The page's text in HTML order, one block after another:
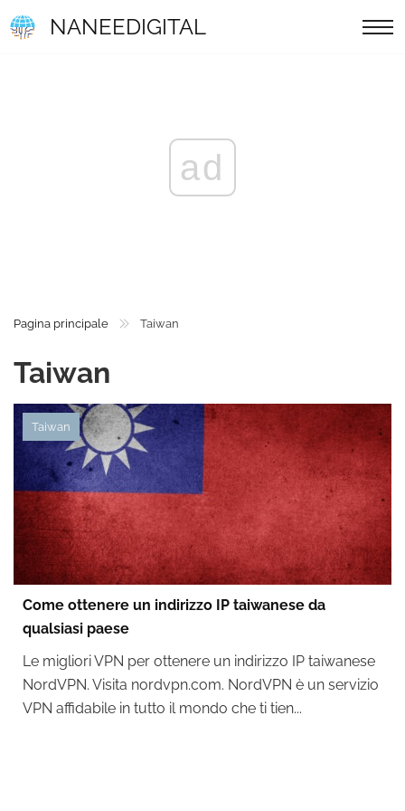
NANEEDIGITAL
ad
Pagina principale Taiwan
Taiwan
Taiwan
Come ottenere un indirizzo IP taiwanese da
qualsiasi paese
Le migliori VPN per ottenere un indirizzo IP taiwanese
NordVPN. Visita nordvpn.com. NordVPN è un servizio
VPN affidabile in tutto il mondo che ti tien...